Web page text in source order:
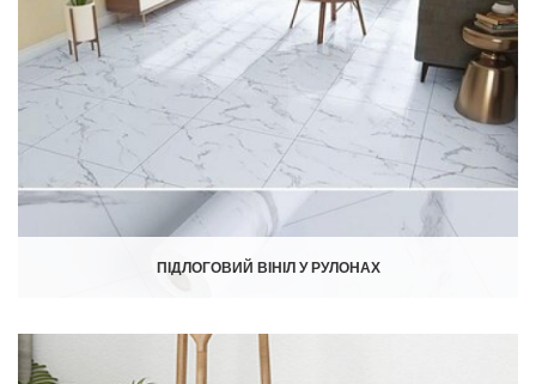
ПІДЛОГОВИЙ ВІНІЛ У РУЛОНАХ